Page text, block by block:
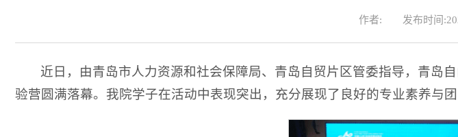
作者: 发布时间
近日，由青岛市人力资源和社会保障局、青岛自贸片区管委指导，青岛
验营圆满落幕。我院学子在活动中表现突出，充分展现了良好的专业素养与团